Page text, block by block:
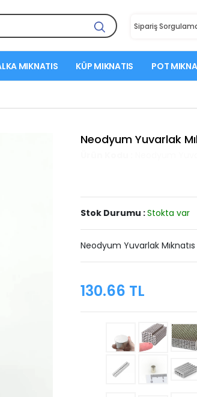
Sipariş
MIKNATIS KÜP MIKNATIS POT
Neodyum Yuvarlak
Stok Durumu :Stokta var
Neodyum Yuvarlak
130.66 TL